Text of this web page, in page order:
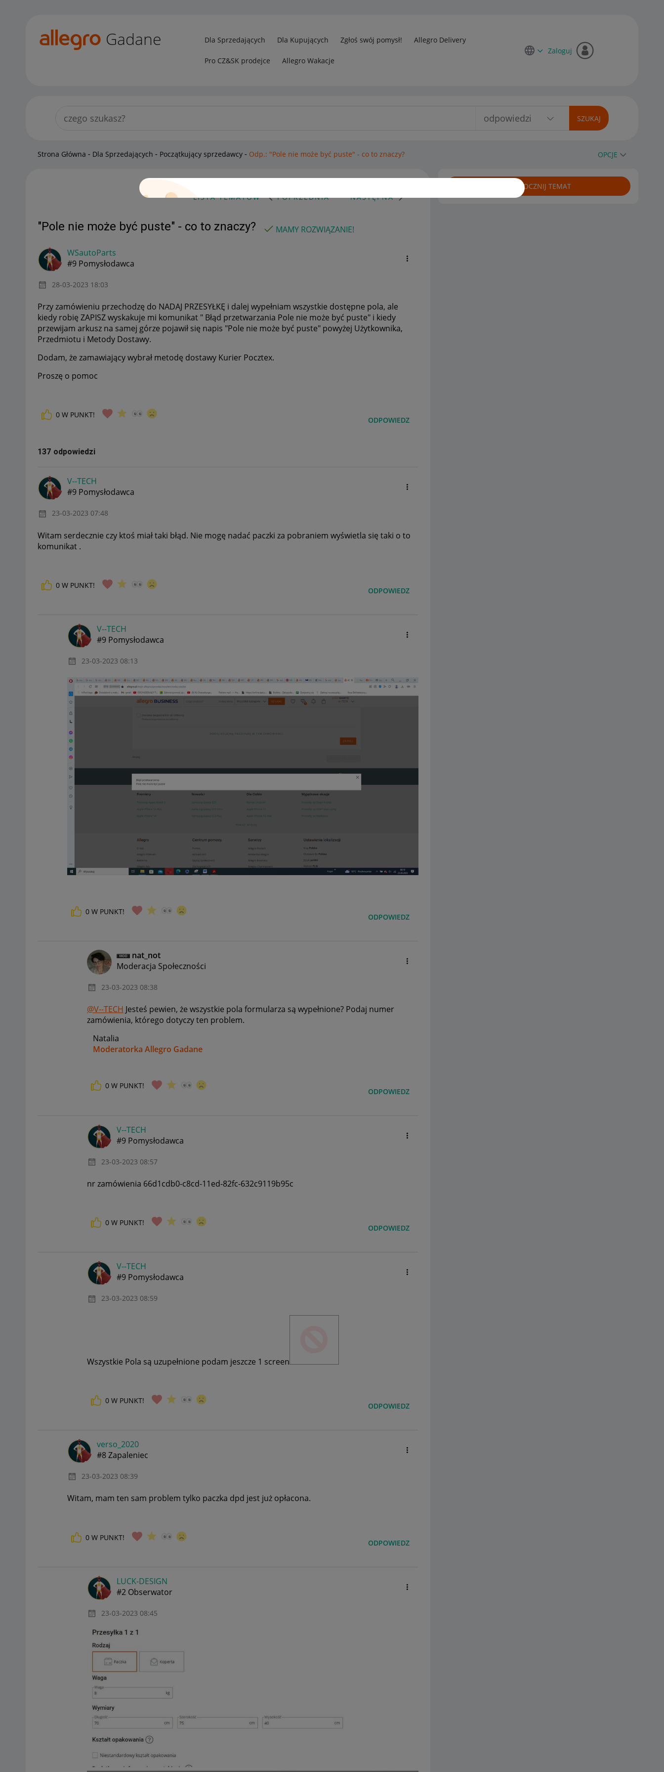
Gadane Dla Sprzedających Dla Kupujących Zgłoś swój pomysł! Allegro Delivery
Pro CZ&SK prodejce Allegro Wakacje
Zaloguj
Strona Główna Dla Sprzedających Początkujący sprzedawcy Odp.: "Pole nie może być puste" - co to znaczy? OPCJE
"Pole nie może być puste" - co to znaczy? MAMY ROZWIĄZANIE!
WSautoParts
#9 Pomysłodawca
‎28-03-2023 18:03
Przy zamówieniu przechodzę do NADAJ PRZESYŁKĘ i dalej wypełniam wszystkie dostępne pola, ale
kiedy robię ZAPISZ wyskakuje mi komunikat " Błąd przetwarzania Pole nie może być puste" i kiedy
przewijam arkusz na samej górze pojawił się napis "Pole nie może być puste" powyżej Użytkownika,
Przedmiotu i Metody Dostawy.
Dodam, że zamawiający wybrał metodę dostawy Kurier Pocztex.
Proszę o pomoc
0 W PUNKT!
ODPOWIEDZ
LISTA TEMATÓW POPRZEDNIA NASTĘPNA
137 odpowiedzi
V--TECH
#9 Pomysłodawca
‎23-03-2023 07:48
Witam serdecznie czy ktoś miał taki błąd. Nie mogę nadać paczki za pobraniem wyświetla się taki o to
komunikat .
0 W PUNKT!
ODPOWIEDZ
V--TECH
#9 Pomysłodawca
‎23-03-2023 08:13
0 W PUNKT!
ODPOWIEDZ
nat_not
Moderacja Społeczności
‎23-03-2023 08:38
@V--TECH Jesteś pewien, że wszystkie pola formularza są wypełnione? Podaj numer
zamówienia, którego dotyczy ten problem.
Natalia
Moderatorka Allegro Gadane
0 W PUNKT!
ODPOWIEDZ
V--TECH
#9 Pomysłodawca
‎23-03-2023 08:57
nr zamówienia 66d1cdb0-c8cd-11ed-82fc-632c9119b95c
0 W PUNKT!
ODPOWIEDZ
V--TECH
#9 Pomysłodawca
‎23-03-2023 08:59
Wszystkie Pola są uzupełnione podam jeszcze 1 screen
0 W PUNKT!
ODPOWIEDZ
verso_2020
#8 Zapaleniec
‎23-03-2023 08:39
Witam, mam ten sam problem tylko paczka dpd jest już opłacona.
0 W PUNKT!
ODPOWIEDZ
LUCK-DESIGN
#2 Obserwator
‎23-03-2023 08:45
ROZPOCZNIJ TEMAT